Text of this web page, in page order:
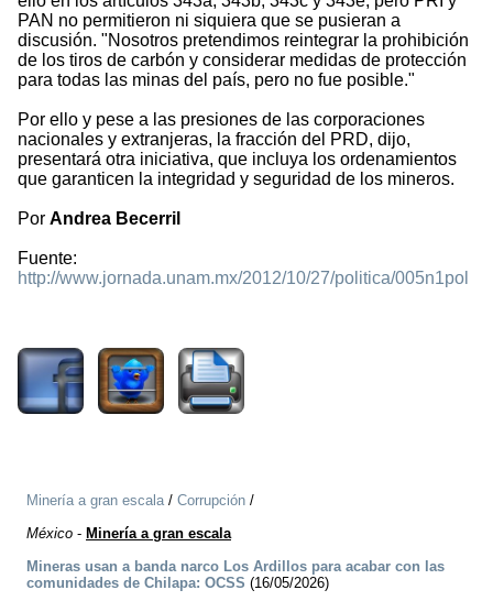
PAN no permitieron ni siquiera que se pusieran a
discusión. "Nosotros pretendimos reintegrar la prohibición
de los tiros de carbón y considerar medidas de protección
para todas las minas del país, pero no fue posible."
Por ello y pese a las presiones de las corporaciones
nacionales y extranjeras, la fracción del PRD, dijo,
presentará otra iniciativa, que incluya los ordenamientos
que garanticen la integridad y seguridad de los mineros.
Por Andrea Becerril
Fuente:
http://www.jornada.unam.mx/2012/10/27/politica/005n1pol
Minería a gran escala/ Corrupción /
México - Minería a gran escala
Mineras usan a banda narco Los Ardillos para acabar con las
comunidades de Chilapa: OCSS (16/05/2026)